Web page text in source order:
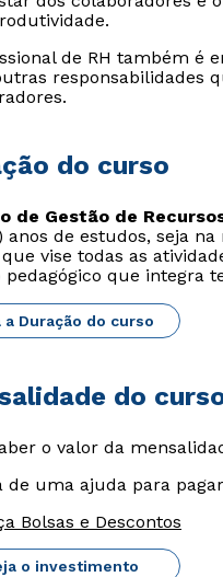
de RH também é
responsabilidades
do curso
de Gestão de
anos de estudos, seja
vise todas as
pedagógico que integra
a Duração do curso
do
o valor da
de uma ajuda para
Bolsas e Descontos
o investimento